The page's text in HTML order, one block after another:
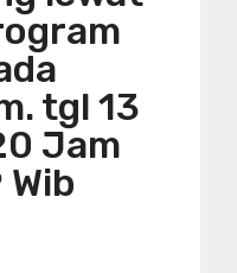
tgl 13
Jam
Wib